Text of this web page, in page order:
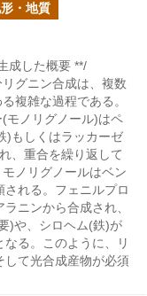
・地質
成した概要 **/
グニン合成は、複数
複雑な過程である。
モノリグノール)はペ
)もしくはラッカーゼ
、重合を繰り返して
ノリグノールはベン
れる。フェニルプロ
ニンから合成され、
)や、シロヘム(鉄)が
る。このように、リ
して光合成産物が必須